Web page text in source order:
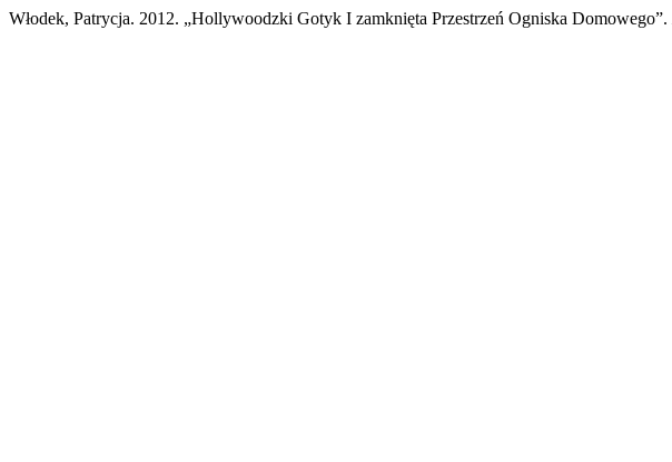
Włodek, Patrycja. 2012. „Hollywoodzki Gotyk I zamknięta Przestrzeń Ogniska Domowego”.